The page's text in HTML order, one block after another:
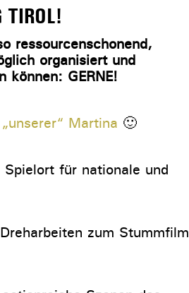
TIROL!
ressourcenschonend,
organisiert und
GERNE!
Martina 🙂
für nationale und
zum Stummfilm